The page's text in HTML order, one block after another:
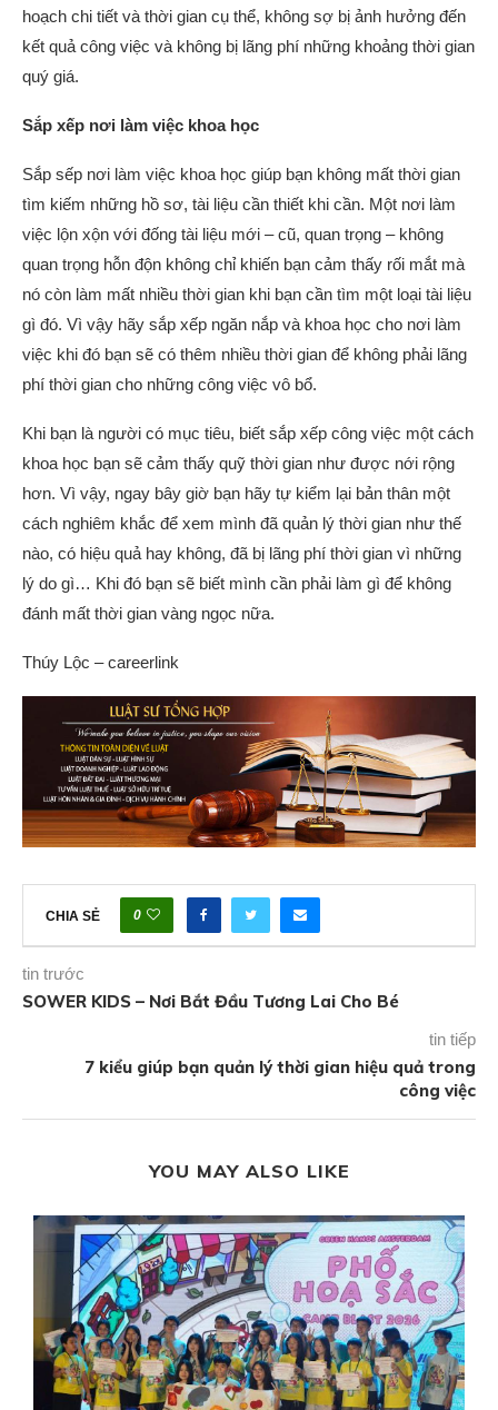
hoạch chi tiết và thời gian cụ thể, không sợ bị ảnh hưởng đến
kết quả công việc và không bị lãng phí những khoảng thời gian
quý giá.
Sắp xếp nơi làm việc khoa học
Sắp sếp nơi làm việc khoa học giúp bạn không mất thời gian
tìm kiếm những hồ sơ, tài liệu cần thiết khi cần. Một nơi làm
việc lộn xộn với đống tài liệu mới – cũ, quan trọng – không
quan trọng hỗn độn không chỉ khiến bạn cảm thấy rối mắt mà
nó còn làm mất nhiều thời gian khi bạn cần tìm một loại tài liệu
gì đó. Vì vậy hãy sắp xếp ngăn nắp và khoa học cho nơi làm
việc khi đó bạn sẽ có thêm nhiều thời gian để không phải lãng
phí thời gian cho những công việc vô bổ.
Khi bạn là người có mục tiêu, biết sắp xếp công việc một cách
khoa học bạn sẽ cảm thấy quỹ thời gian như được nới rộng
hơn. Vì vậy, ngay bây giờ bạn hãy tự kiểm lại bản thân một
cách nghiêm khắc để xem mình đã quản lý thời gian như thế
nào, có hiệu quả hay không, đã bị lãng phí thời gian vì những
lý do gì… Khi đó bạn sẽ biết mình cần phải làm gì để không
đánh mất thời gian vàng ngọc nữa.
Thúy Lộc – careerlink
CHIA SẺ 0
tin trước
SOWER KIDS – Nơi Bắt Đầu Tương Lai Cho Bé
tin tiếp
7 kiểu giúp bạn quản lý thời gian hiệu quả trong
công việc
YOU MAY ALSO LIKE